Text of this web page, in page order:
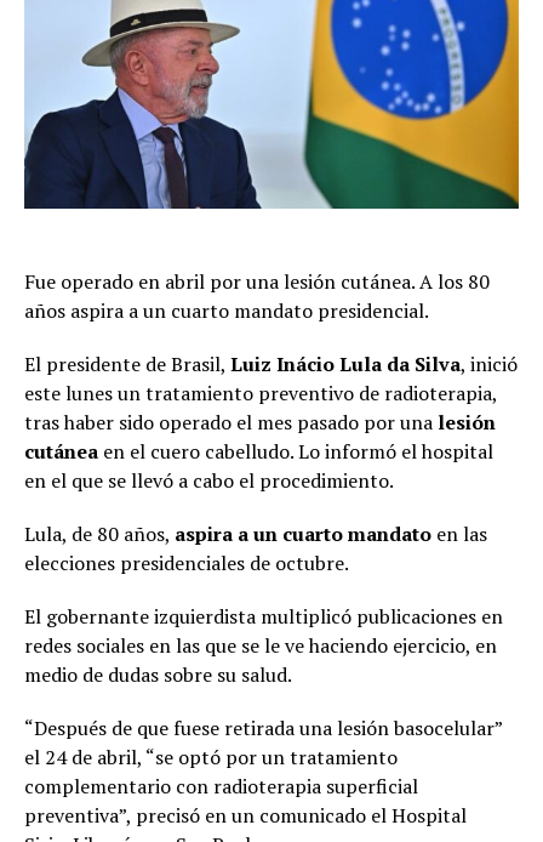
Fue operado en abril por una lesión cutánea. A los 80
años aspira a un cuarto mandato presidencial.
El presidente de Brasil, Luiz Inácio Lula da Silva, inició
este lunes un tratamiento preventivo de radioterapia,
tras haber sido operado el mes pasado por una lesión
cutánea en el cuero cabelludo. Lo informó el hospital
en el que se llevó a cabo el procedimiento.
Lula, de 80 años, aspira a un cuarto mandato en las
elecciones presidenciales de octubre.
El gobernante izquierdista multiplicó publicaciones en
redes sociales en las que se le ve haciendo ejercicio, en
medio de dudas sobre su salud.
“Después de que fuese retirada una lesión basocelular”
el 24 de abril, “se optó por un tratamiento
complementario con radioterapia superficial
preventiva”, precisó en un comunicado el Hospital